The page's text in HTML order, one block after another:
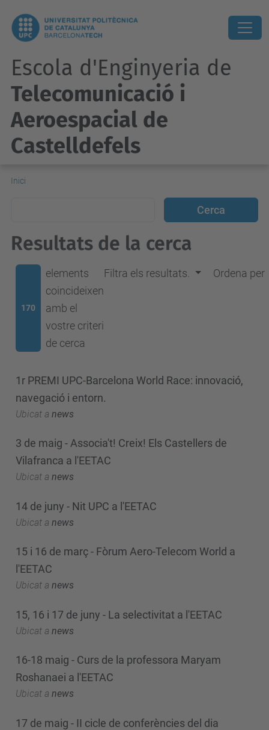
Escola d'Enginyeria de
Telecomunicació i
Aeroespacial de
Castelldefels
Inici
Resultats de la cerca
170
elements
coincideixen
amb el
vostre criteri
de cerca
Filtra els resultats. Ordena per
1r PREMI UPC-Barcelona World Race: innovació,
navegació i entorn.
Ubicat a news
3 de maig - Associa't! Creix! Els Castellers de
Vilafranca a l'EETAC
Ubicat a news
14 de juny - Nit UPC a l'EETAC
Ubicat a news
15 i 16 de març - Fòrum Aero-Telecom World a
l'EETAC
Ubicat a news
15, 16 i 17 de juny - La selectivitat a l'EETAC
Ubicat a news
16-18 maig - Curs de la professora Maryam
Roshanaei a l'EETAC
Ubicat a news
17 de maig - II cicle de conferències del dia